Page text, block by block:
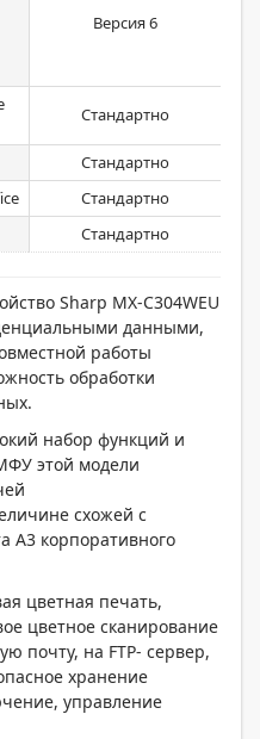
Версия 6
Стандартно
Стандартно
Стандартно
Стандартно
Sharp MX-C304WEU
данными,
работы
обработки
набор функций и
этой модели
схожей с
корпоративного
цветная печать,
цветное сканирование
почту, на FTP- сервер,
хранение
управление